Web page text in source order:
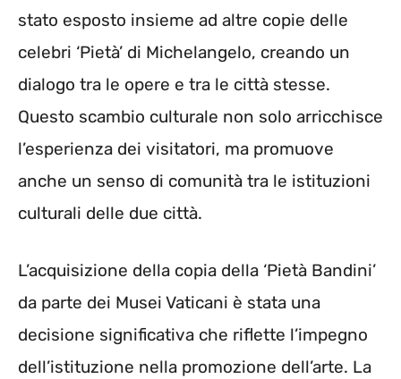
stato esposto insieme ad altre copie delle
celebri ‘Pietà’ di Michelangelo, creando un
dialogo tra le opere e tra le città stesse.
Questo scambio culturale non solo arricchisce
l’esperienza dei visitatori, ma promuove
anche un senso di comunità tra le istituzioni
culturali delle due città.
L’acquisizione della copia della ‘Pietà Bandini’
da parte dei Musei Vaticani è stata una
decisione significativa che riflette l’impegno
dell’istituzione nella promozione dell’arte. La